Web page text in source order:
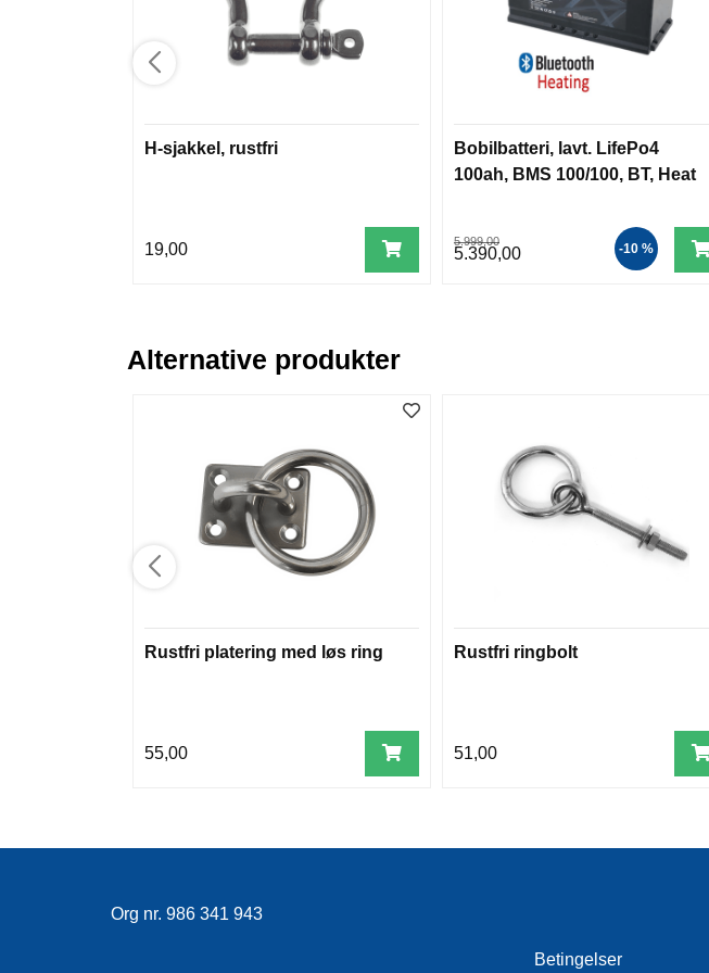
H-sjakkel, rustfri
19,00
Bobilbatteri, lavt. LifePo4
100ah, BMS 100/100, BT, Heat
5.999,00
5.390,00 -10 %
Alternative produkter
Rustfri platering med løs ring
55,00
Rustfri ringbolt
51,00
Org nr. 986 341 943
Betingelser